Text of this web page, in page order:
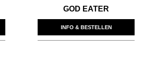
GOD EATER
INFO & BESTELLEN